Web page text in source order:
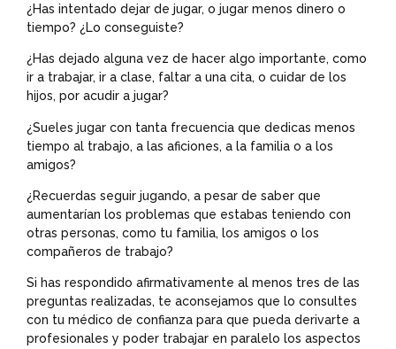
¿Has intentado dejar de jugar, o jugar menos dinero o
tiempo? ¿Lo conseguiste?
¿Has dejado alguna vez de hacer algo importante, como
ir a trabajar, ir a clase, faltar a una cita, o cuidar de los
hijos, por acudir a jugar?
¿Sueles jugar con tanta frecuencia que dedicas menos
tiempo al trabajo, a las aficiones, a la familia o a los
amigos?
¿Recuerdas seguir jugando, a pesar de saber que
aumentarían los problemas que estabas teniendo con
otras personas, como tu familia, los amigos o los
compañeros de trabajo?
Si has respondido afirmativamente al menos tres de las
preguntas realizadas, te aconsejamos que lo consultes
con tu médico de confianza para que pueda derivarte a
profesionales y poder trabajar en paralelo los aspectos